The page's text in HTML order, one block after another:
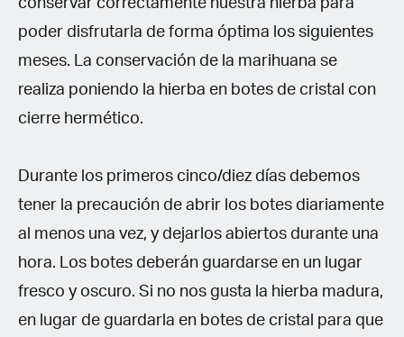
conservar correctamente nuestra hierba para
poder disfrutarla de forma óptima los siguientes
meses. La conservación de la marihuana se
realiza poniendo la hierba en botes de cristal con
cierre hermético.
Durante los primeros cinco/diez días debemos
tener la precaución de abrir los botes diariamente
al menos una vez, y dejarlos abiertos durante una
hora. Los botes deberán guardarse en un lugar
fresco y oscuro. Si no nos gusta la hierba madura,
en lugar de guardarla en botes de cristal para que